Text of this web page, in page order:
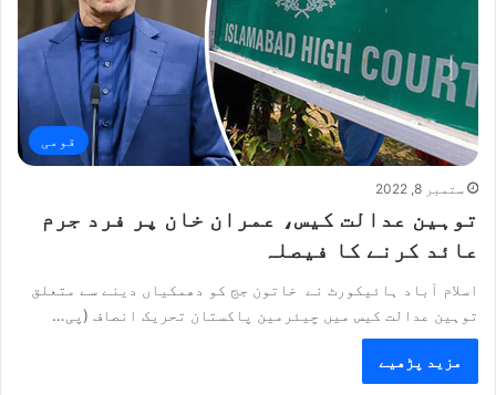
قومی
ستمبر 8, 2022
توہین عدالت کیس، عمران خان پر فرد جرم
عائد کرنے کا فیصلہ
اسلام آباد ہائیکورٹ نے خاتون جج کو دھمکیاں دینے سے متعلق
توہین عدالت کیس میں چیئرمین پاکستان تحریک انصاف (پی…
مزید پڑھیے